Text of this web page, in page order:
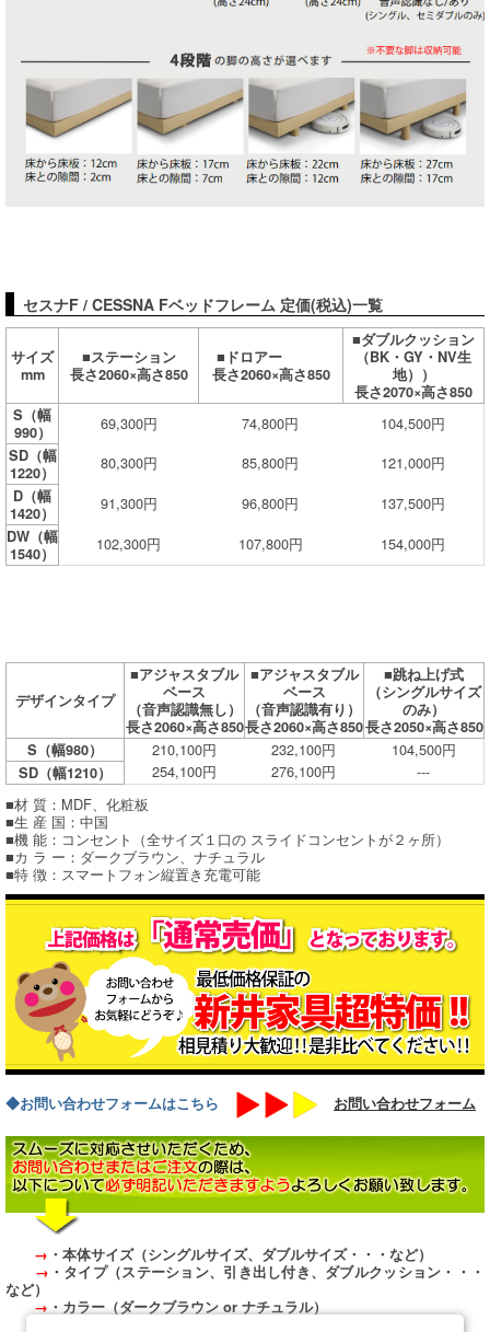
セスナF / CESSNA Fベッドフレーム 定価(税込)一覧
サイズ
mm
■ステーション
長さ2060×高さ850
■ドロアー
長さ2060×高さ850
■ダブルクッション
（BK・GY・NV生
地））
長さ2070×高さ850
S（幅
990）
69,300円 74,800円 104,500円
SD（幅
1220）
80,300円 85,800円 121,000円
D（幅
1420）
91,300円 96,800円 137,500円
DW（幅
1540）
102,300円 107,800円 154,000円
デザインタイプ
■アジャスタブル
ベース
（音声認識無し）
長さ2060×高さ850
■アジャスタブル
ベース
（音声認識有り）
長さ2060×高さ850
■跳ね上げ式
（シングルサイズ
のみ）
長さ2050×高さ850
S（幅980）
210,100円 232,100円 104,500円
SD（幅1210） 254,100円 276,100円
---
■材 質：MDF、化粧板
■生 産 国：中国
■機 能：コンセント（全サイズ１口の スライドコンセントが２ヶ所）
■カ ラ ー：ダークブラウン、ナチュラル
■特 徴：スマートフォン縦置き充電可能
◆お問い合わせフォームはこちら お問い合わせフォーム
→ ・本体サイズ（シングルサイズ、ダブルサイズ・・・など）
→ ・タイプ（ステーション、引き出し付き、ダブルクッション・・・
など）
→ ・カラー（ダークブラウン or ナチュラル）